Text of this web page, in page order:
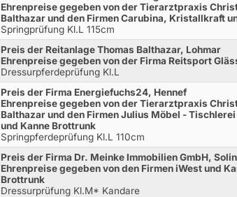
Ehrenpreise gegeben von der Tierarztpraxis
Balthazar und den Firmen Carubina, Kristallkraft
Springprüfung Kl.L 115cm
Preis der Reitanlage Thomas Balthazar, Lohmar
Ehrenpreise gegeben von der Firma Reitsport
Dressurpferdeprüfung Kl.L
Preis der Firma Energiefuchs24, Hennef
Ehrenpreise gegeben von der Tierarztpraxis
Balthazar und den Firmen Julius Möbel -
und Kanne Brottrunk
Springpferdeprüfung Kl.L 110cm
Preis der Firma Dr. Meinke Immobilien GmbH,
Ehrenpreise gegeben von den Firmen iWest und
Brottrunk
Dressurprüfung Kl.M* Kandare